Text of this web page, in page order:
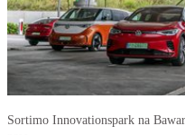
Sortimo Innovationspark na